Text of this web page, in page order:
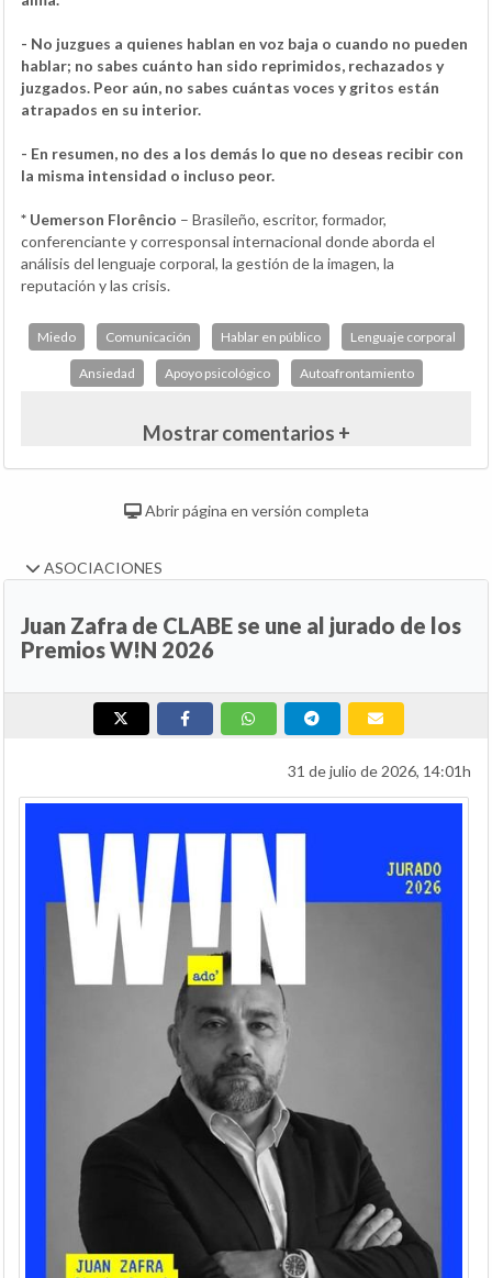
- No juzgues a quienes hablan en voz baja o cuando no pueden
hablar; no sabes cuánto han sido reprimidos, rechazados y
juzgados. Peor aún, no sabes cuántas voces y gritos están
atrapados en su interior.
- En resumen, no des a los demás lo que no deseas recibir con
la misma intensidad o incluso peor.
* Uemerson Florêncio – Brasileño, escritor, formador,
conferenciante y corresponsal internacional donde aborda el
análisis del lenguaje corporal, la gestión de la imagen, la
reputación y las crisis.
Miedo Comunicación Hablar en público Lenguaje corporal
Ansiedad Apoyo psicológico Autoafrontamiento
Mostrar comentarios +
Abrir página en versión completa
ASOCIACIONES
Juan Zafra de CLABE se une al jurado de los
Premios W!N 2026
31 de julio de 2026, 14:01h